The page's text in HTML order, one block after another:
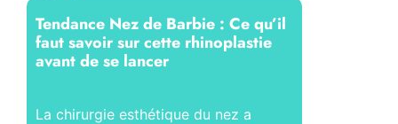
Tendance Nez de Barbie : Ce qu’il
faut savoir sur cette rhinoplastie
avant de se lancer
La chirurgie esthétique du nez a